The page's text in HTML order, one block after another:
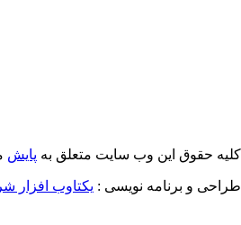
حقوق این وب سایت متعلق بهپایش
و برنامه نویسی : یکتاوب افزار شرق